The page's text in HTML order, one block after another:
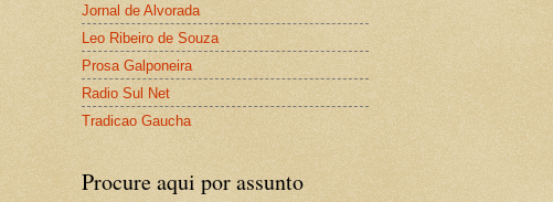
Jornal de Alvorada
Leo Ribeiro de Souza
Prosa Galponeira
Radio Sul Net
Tradicao Gaucha
Procure aqui por assunto